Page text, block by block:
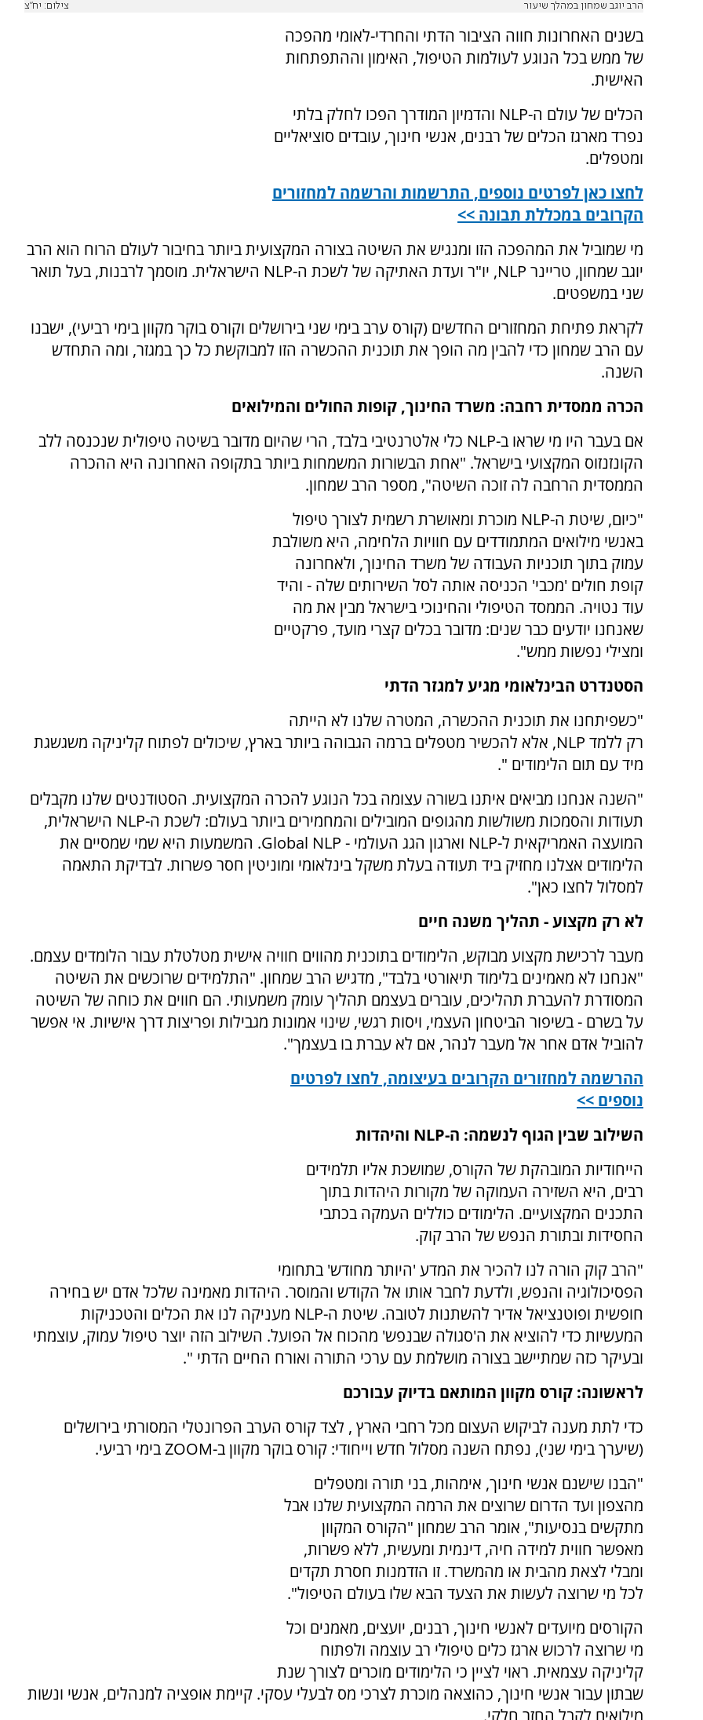
הרב יוגב שמחון במהלך שיעור צילום: יח"צ
בשנים האחרונות חווה הציבור הדתי והחרדי-לאומי מהפכה
של ממש בכל הנוגע לעולמות הטיפול, האימון וההתפתחות
האישית.
הכלים של עולם ה-NLP והדמיון המודרך הפכו לחלק בלתי
נפרד מארגז הכלים של רבנים, אנשי חינוך, עובדים סוציאליים
ומטפלים.
לחצו כאן לפרטים נוספים, התרשמות והרשמה למחזורים
הקרובים במכללת תבונה >>
מי שמוביל את המהפכה הזו ומנגיש את השיטה בצורה המקצועית ביותר בחיבור לעולם הרוח הוא הרב
יוגב שמחון, טריינר NLP, יו"ר ועדת האתיקה של לשכת ה-NLP הישראלית. מוסמך לרבנות, בעל תואר
שני במשפטים.
לקראת פתיחת המחזורים החדשים (קורס ערב בימי שני בירושלים וקורס בוקר מקוון בימי רביעי), ישבנו
עם הרב שמחון כדי להבין מה הופך את תוכנית ההכשרה הזו למבוקשת כל כך במגזר, ומה התחדש
השנה.
הכרה ממסדית רחבה: משרד החינוך, קופות החולים והמילואים
אם בעבר היו מי שראו ב-NLP כלי אלטרנטיבי בלבד, הרי שהיום מדובר בשיטה טיפולית שנכנסה ללב
הקונזנזוס המקצועי בישראל. "אחת הבשורות המשמחות ביותר בתקופה האחרונה היא ההכרה
הממסדית הרחבה לה זוכה השיטה", מספר הרב שמחון.
"כיום, שיטת ה-NLP מוכרת ומאושרת רשמית לצורך טיפול
באנשי מילואים המתמודדים עם חוויות הלחימה, היא משולבת
עמוק בתוך תוכניות העבודה של משרד החינוך, ולאחרונה
קופת חולים 'מכבי' הכניסה אותה לסל השירותים שלה - והיד
עוד נטויה. הממסד הטיפולי והחינוכי בישראל מבין את מה
שאנחנו יודעים כבר שנים: מדובר בכלים קצרי מועד, פרקטיים
ומצילי נפשות ממש".
הסטנדרט הבינלאומי מגיע למגזר הדתי
"כשפיתחנו את תוכנית ההכשרה, המטרה שלנו לא הייתה
רק ללמד NLP, אלא להכשיר מטפלים ברמה הגבוהה ביותר בארץ, שיכולים לפתוח קליניקה משגשגת
מיד עם תום הלימודים ".
"השנה אנחנו מביאים איתנו בשורה עצומה בכל הנוגע להכרה המקצועית. הסטודנטים שלנו מקבלים
תעודות והסמכות משולשות מהגופים המובילים והמחמירים ביותר בעולם: לשכת ה-NLP הישראלית,
המועצה האמריקאית ל-NLP וארגון הגג העולמי - Global NLP. המשמעות היא שמי שמסיים את
הלימודים אצלנו מחזיק ביד תעודה בעלת משקל בינלאומי ומוניטין חסר פשרות. לבדיקת התאמה
למסלול לחצו כאן".
לא רק מקצוע - תהליך משנה חיים
מעבר לרכישת מקצוע מבוקש, הלימודים בתוכנית מהווים חוויה אישית מטלטלת עבור הלומדים עצמם.
"אנחנו לא מאמינים בלימוד תיאורטי בלבד", מדגיש הרב שמחון. "התלמידים שרוכשים את השיטה
המסודרת להעברת תהליכים, עוברים בעצמם תהליך עומק משמעותי. הם חווים את כוחה של השיטה
על בשרם - בשיפור הביטחון העצמי, ויסות רגשי, שינוי אמונות מגבילות ופריצות דרך אישיות. אי אפשר
להוביל אדם אחר אל מעבר לנהר, אם לא עברת בו בעצמך".
ההרשמה למחזורים הקרובים בעיצומה, לחצו לפרטים
נוספים >>
השילוב שבין הגוף לנשמה: ה-NLP והיהדות
הייחודיות המובהקת של הקורס, שמושכת אליו תלמידים
רבים, היא השזירה העמוקה של מקורות היהדות בתוך
התכנים המקצועיים. הלימודים כוללים העמקה בכתבי
החסידות ובתורת הנפש של הרב קוק.
"הרב קוק הורה לנו להכיר את המדע 'היותר מחודש' בתחומי
הפסיכולוגיה והנפש, ולדעת לחבר אותו אל הקודש והמוסר. היהדות מאמינה שלכל אדם יש בחירה
חופשית ופוטנציאל אדיר להשתנות לטובה. שיטת ה-NLP מעניקה לנו את הכלים והטכניקות
המעשיות כדי להוציא את ה'סגולה שבנפש' מהכוח אל הפועל. השילוב הזה יוצר טיפול עמוק, עוצמתי
ובעיקר כזה שמתיישב בצורה מושלמת עם ערכי התורה ואורח החיים הדתי ".
לראשונה: קורס מקוון המותאם בדיוק עבורכם
כדי לתת מענה לביקוש העצום מכל רחבי הארץ , לצד קורס הערב הפרונטלי המסורתי בירושלים
(שיערך בימי שני), נפתח השנה מסלול חדש וייחודי: קורס בוקר מקוון ב-ZOOM בימי רביעי.
"הבנו שישנם אנשי חינוך, אימהות, בני תורה ומטפלים
מהצפון ועד הדרום שרוצים את הרמה המקצועית שלנו אבל
מתקשים בנסיעות", אומר הרב שמחון "הקורס המקוון
מאפשר חווית למידה חיה, דינמית ומעשית, ללא פשרות,
ומבלי לצאת מהבית או מהמשרד. זו הזדמנות חסרת תקדים
לכל מי שרוצה לעשות את הצעד הבא שלו בעולם הטיפול".
הקורסים מיועדים לאנשי חינוך, רבנים, יועצים, מאמנים וכל
מי שרוצה לרכוש ארגז כלים טיפולי רב עוצמה ולפתוח
קליניקה עצמאית. ראוי לציין כי הלימודים מוכרים לצורך שנת
שבתון עבור אנשי חינוך, כהוצאה מוכרת לצרכי מס לבעלי עסקי. קיימת אופציה למנהלים, אנשי ונשות